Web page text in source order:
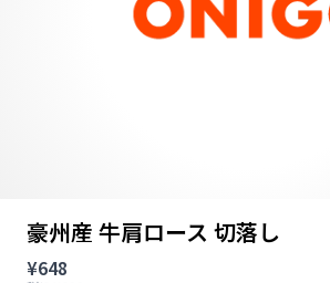
豪州産 牛肩ロース 切落し
¥648